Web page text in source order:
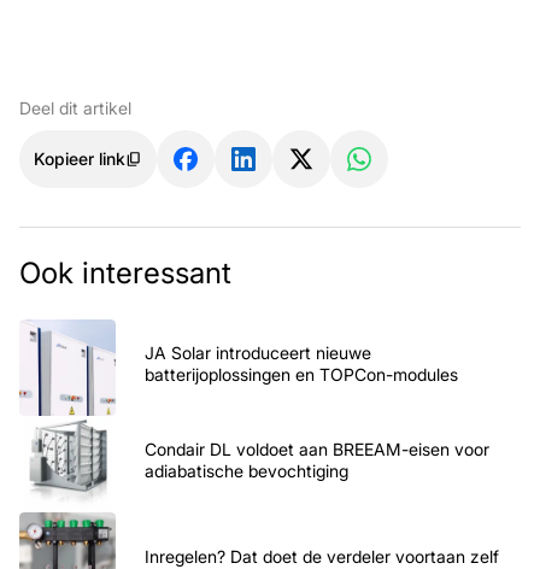
Deel dit artikel
Kopieer link
Ook interessant
JA Solar introduceert nieuwe
batterijoplossingen en TOPCon-modules
Condair DL voldoet aan BREEAM-eisen voor
adiabatische bevochtiging
Inregelen? Dat doet de verdeler voortaan zelf